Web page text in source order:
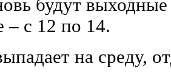
будут
– с 12 по 14.
на среду,